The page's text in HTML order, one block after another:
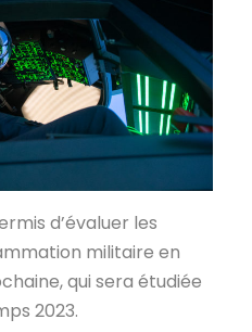
d’évaluer les
militaire en
qui sera étudiée
2023.